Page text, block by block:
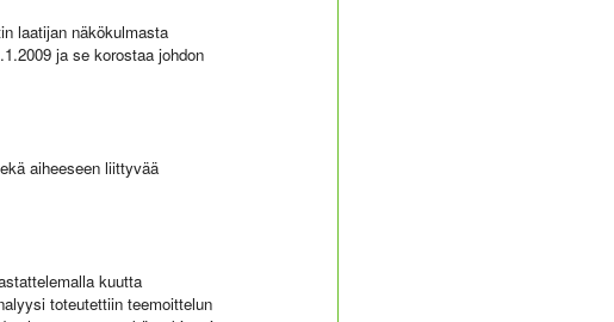
laatijan näkökulmasta
ja se korostaa johdon
aiheeseen liittyvää
kuutta
toteutettiin teemoittelun